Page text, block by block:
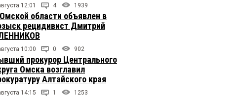
12:01 4 1939
области объявлен в
рецидивист Дмитрий
10:00 0 902
прокурор Центрального
Омска возглавил
Алтайского края
14:15 1 1253